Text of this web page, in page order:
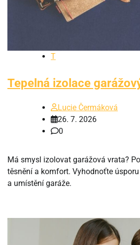
T
Tepelná izolace
Lucie Čermáková
26. 7. 2026
0
Má smysl izolovat garážová vrata?
těsnění a komfort. Vyhodnoťte
a umístění garáže.